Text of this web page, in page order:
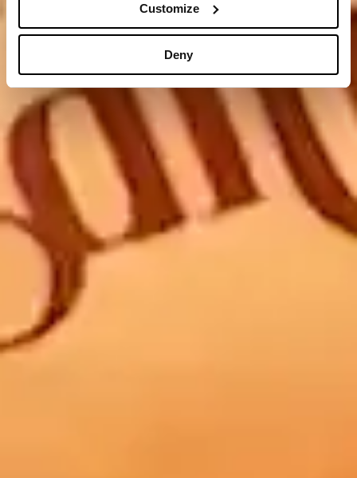
Customize
Deny